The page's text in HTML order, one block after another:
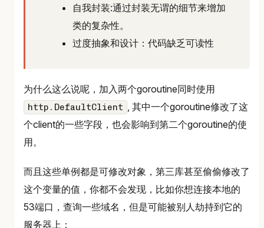
自我封装:通过封装无谓的细节来增加
类的复杂性。
过度抽象和设计：代码缺乏可读性
为什么这么说呢，加入两个goroutine同时使用
http.DefaultClient
, 其中一个goroutine修改了这
个client的一些字段，也会影响到第二个goroutine的使
用。
而且这些单例都是可修改对象，第三库甚至偷偷修改了
这个变量的值，你都不会发现，比如你想连接本地的
53端口，查询一些域名，但是可能被别人劫持到它的
服务器上：